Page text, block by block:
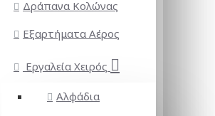
Δράπανα Κολώνας
Εξαρτήματα Αέρος
Εργαλεία Χειρός
Αλφάδια